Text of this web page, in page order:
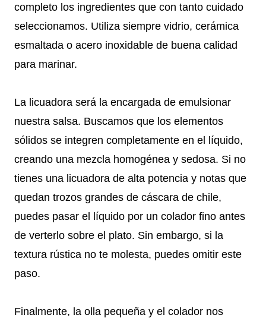
completo los ingredientes que con tanto cuidado
seleccionamos. Utiliza siempre vidrio, cerámica
esmaltada o acero inoxidable de buena calidad
para marinar.
La licuadora será la encargada de emulsionar
nuestra salsa. Buscamos que los elementos
sólidos se integren completamente en el líquido,
creando una mezcla homogénea y sedosa. Si no
tienes una licuadora de alta potencia y notas que
quedan trozos grandes de cáscara de chile,
puedes pasar el líquido por un colador fino antes
de verterlo sobre el plato. Sin embargo, si la
textura rústica no te molesta, puedes omitir este
paso.
Finalmente, la olla pequeña y el colador nos